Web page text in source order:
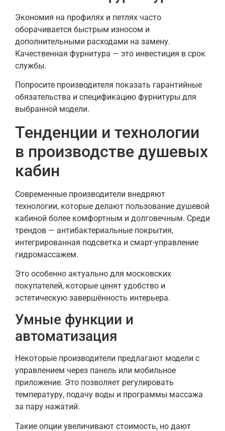
Экономия на профилях и петлях часто
оборачивается быстрым износом и
дополнительными расходами на замену.
Качественная фурнитура — это инвестиция в срок
службы.
Попросите производителя показать гарантийные
обязательства и спецификацию фурнитуры для
выбранной модели.
Тенденции и технологии
в производстве душевых
кабин
Современные производители внедряют
технологии, которые делают пользование душевой
кабиной более комфортным и долговечным. Среди
трендов — антибактериальные покрытия,
интегрированная подсветка и смарт-управление
гидромассажем.
Это особенно актуально для московских
покупателей, которые ценят удобство и
эстетическую завершённость интерьера.
Умные функции и
автоматизация
Некоторые производители предлагают модели с
управлением через панель или мобильное
приложение. Это позволяет регулировать
температуру, подачу воды и программы массажа
за пару нажатий.
Такие опции увеличивают стоимость, но дают